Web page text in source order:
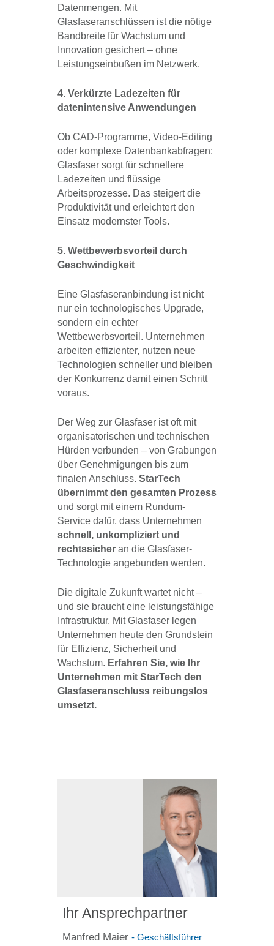
Datenmengen. Mit
Glasfaseranschlüssen ist die nötige
Bandbreite für Wachstum und
Innovation gesichert – ohne
Leistungseinbußen im Netzwerk.
4. Verkürzte Ladezeiten für
datenintensive Anwendungen
Ob CAD-Programme, Video-Editing
oder komplexe Datenbankabfragen:
Glasfaser sorgt für schnellere
Ladezeiten und flüssige
Arbeitsprozesse. Das steigert die
Produktivität und erleichtert den
Einsatz modernster Tools.
5. Wettbewerbsvorteil durch
Geschwindigkeit
Eine Glasfaseranbindung ist nicht
nur ein technologisches Upgrade,
sondern ein echter
Wettbewerbsvorteil. Unternehmen
arbeiten effizienter, nutzen neue
Technologien schneller und bleiben
der Konkurrenz damit einen Schritt
voraus.
Der Weg zur Glasfaser ist oft mit
organisatorischen und technischen
Hürden verbunden – von Grabungen
über Genehmigungen bis zum
finalen Anschluss. StarTech
übernimmt den gesamten Prozess
und sorgt mit einem Rundum-
Service dafür, dass Unternehmen
schnell, unkompliziert und
rechtssicher an die Glasfaser-
Technologie angebunden werden.
Die digitale Zukunft wartet nicht –
und sie braucht eine leistungsfähige
Infrastruktur. Mit Glasfaser legen
Unternehmen heute den Grundstein
für Effizienz, Sicherheit und
Wachstum. Erfahren Sie, wie Ihr
Unternehmen mit StarTech den
Glasfaseranschluss reibungslos
umsetzt.
Ihr Ansprechpartner
Manfred Maier - Geschäftsführer